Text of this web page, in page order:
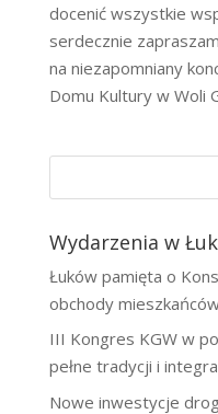
docenić wszystkie
serdecznie
na niezapomniany
Domu Kultury w Woli
Wydarzenia w
Łuków pamięta o
obchody
III Kongres KGW w
pełne tradycji i
Nowe inwestycje